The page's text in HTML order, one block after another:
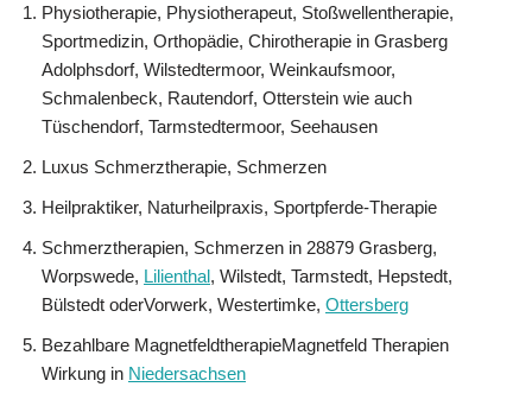
Physiotherapie, Physiotherapeut, Stoßwellentherapie,
Sportmedizin, Orthopädie, Chirotherapie in Grasberg
Adolphsdorf, Wilstedtermoor, Weinkaufsmoor,
Schmalenbeck, Rautendorf, Otterstein wie auch
Tüschendorf, Tarmstedtermoor, Seehausen
Luxus Schmerztherapie, Schmerzen
Heilpraktiker, Naturheilpraxis, Sportpferde-Therapie
Schmerztherapien, Schmerzen in 28879 Grasberg,
Worpswede, Lilienthal, Wilstedt, Tarmstedt, Hepstedt,
Bülstedt oderVorwerk, Westertimke, Ottersberg
Bezahlbare MagnetfeldtherapieMagnetfeld Therapien
Wirkung in Niedersachsen